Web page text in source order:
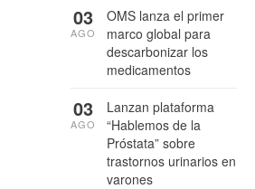
OMS lanza el primer
marco global para
descarbonizar los
medicamentos
03
AGO
Lanzan plataforma
“Hablemos de la
Próstata” sobre
trastornos urinarios en
varones
03
AGO